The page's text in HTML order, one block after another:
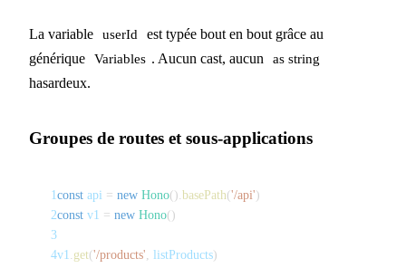
La variable userId
est typée bout en bout grâce au
générique
Variables . Aucun cast, aucun as string
hasardeux.
Groupes de routes et sous-applications
1const api = new Hono( ) basePath('/api')
2const v1 = new Hono( )
3
4v1 get('/products' listProducts)